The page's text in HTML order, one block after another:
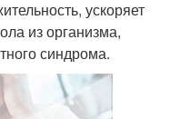
ускоряет
из организма,
синдрома.